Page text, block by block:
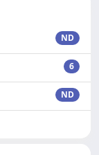
ND
6
ND